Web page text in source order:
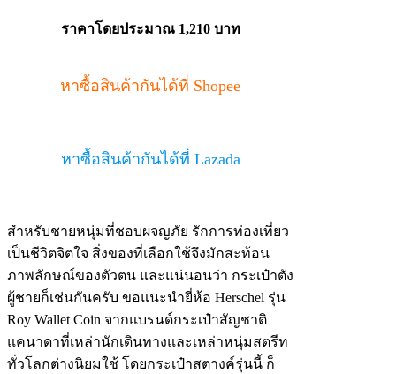
ราคาโดยประมาณ 1,210 บาท
หาซื้อสินค้ากันได้ที่ Shopee
หาซื้อสินค้ากันได้ที่ Lazada
สำหรับชายหนุ่มที่ชอบผจญภัย รักการท่องเที่ยว
เป็นชีวิตจิตใจ สิ่งของที่เลือกใช้จึงมักสะท้อน
ภาพลักษณ์ของตัวตน และแน่นอนว่า กระเป๋าตัง
ผู้ชายก็เช่นกันครับ ขอแนะนำยี่ห้อ Herschel รุ่น
Roy Wallet Coin จากแบรนด์กระเป๋าสัญชาติ
แคนาดาที่เหล่านักเดินทางและเหล่าหนุ่มสตรีท
ทั่วโลกต่างนิยมใช้ โดยกระเป๋าสตางค์รุ่นนี้ ก็